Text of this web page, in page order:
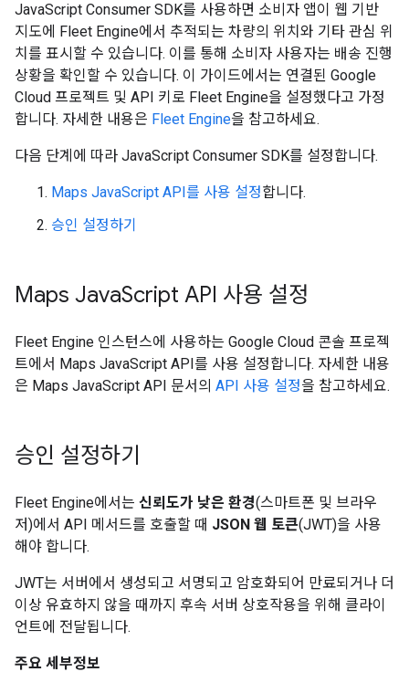
JavaScript Consumer SDK를 사용하면 소비자 앱이 웹 기반
지도에 Fleet Engine에서 추적되는 차량의 위치와 기타 관심 위
치를 표시할 수 있습니다. 이를 통해 소비자 사용자는 배송 진행
상황을 확인할 수 있습니다. 이 가이드에서는 연결된 Google
Cloud 프로젝트 및 API 키로 Fleet Engine을 설정했다고 가정
합니다. 자세한 내용은 Fleet Engine을 참고하세요.
다음 단계에 따라 JavaScript Consumer SDK를 설정합니다.
Maps JavaScript API를 사용 설정합니다.
승인 설정하기
Maps JavaScript API 사용 설정
Fleet Engine 인스턴스에 사용하는 Google Cloud 콘솔 프로젝
트에서 Maps JavaScript API를 사용 설정합니다. 자세한 내용
은 Maps JavaScript API 문서의 API 사용 설정을 참고하세요.
승인 설정하기
Fleet Engine에서는 신뢰도가 낮은 환경(스마트폰 및 브라우
저)에서 API 메서드를 호출할 때 JSON 웹 토큰(JWT)을 사용
해야 합니다.
JWT는 서버에서 생성되고 서명되고 암호화되어 만료되거나 더
이상 유효하지 않을 때까지 후속 서버 상호작용을 위해 클라이
언트에 전달됩니다.
주요 세부정보